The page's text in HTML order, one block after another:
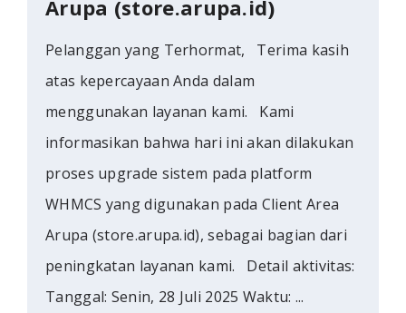
Arupa (store.arupa.id)
Pelanggan yang Terhormat, Terima kasih
atas kepercayaan Anda dalam
menggunakan layanan kami. Kami
informasikan bahwa hari ini akan dilakukan
proses upgrade sistem pada platform
WHMCS yang digunakan pada Client Area
Arupa (store.arupa.id), sebagai bagian dari
peningkatan layanan kami. Detail aktivitas:
Tanggal: Senin, 28 Juli 2025 Waktu: ...